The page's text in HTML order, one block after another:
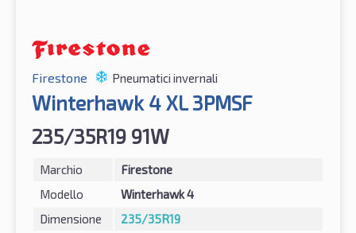
Firestone Pneumatici invernali
Winterhawk 4 XL 3PMSF
235/35R19 91W
Marchio
Firestone
Modello
Winterhawk 4
Dimensione
235/35R19